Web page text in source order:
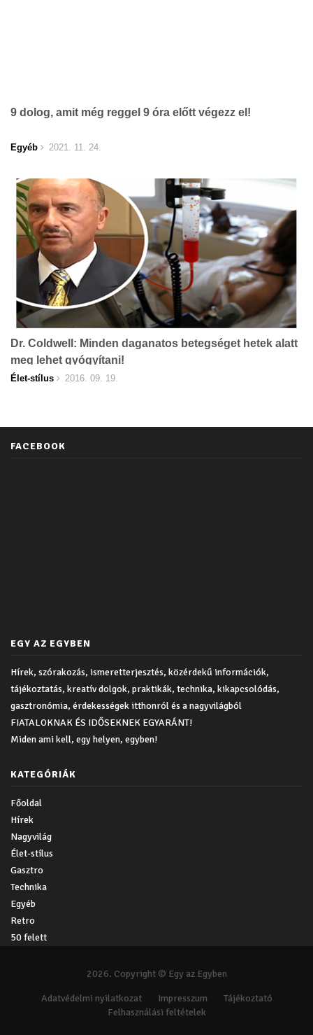
9 dolog, amit még reggel 9 óra előtt végezz el!
Egyéb 2021. 11. 24.
Dr. Coldwell: Minden daganatos betegséget hetek alatt
meg lehet gyógyítani!
Élet-stílus 2016. 09. 19.
FACEBOOK
EGY AZ EGYBEN
Hírek, szórakozás, ismeretterjesztés, közérdekű információk,
tájékoztatás, kreatív dolgok, praktikák, technika, kikapcsolódás,
gasztronómia, érdekességek itthonról és a nagyvilágból
FIATALOKNAK ÉS IDŐSEKNEK EGYARÁNT!
Miden ami kell, egy helyen, egyben!
KATEGÓRIÁK
Főoldal
Hírek
Nagyvilág
Élet-stílus
Gasztro
Technika
Egyéb
Retro
50 felett
2026. Copyright © Egy az Egyben
Adatvédelmi nyilatkozat Impresszum
Tájékoztató
Felhasználási feltételek